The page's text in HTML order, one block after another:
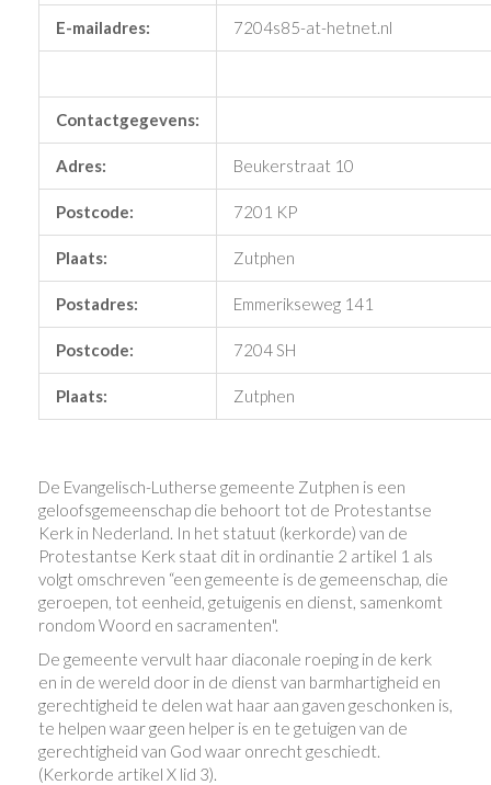
E-mailadres: 7204s85-at-hetnet.nl
Contactgegevens:
Adres: Beukerstraat 10
Postcode: 7201 KP
Plaats: Zutphen
Postadres: Emmerikseweg 141
Postcode: 7204 SH
Plaats: Zutphen
De Evangelisch-Lutherse gemeente Zutphen is een
geloofsgemeenschap die behoort tot de Protestantse
Kerk in Nederland. In het statuut (kerkorde) van de
Protestantse Kerk staat dit in ordinantie 2 artikel 1 als
volgt omschreven “een gemeente is de gemeenschap, die
geroepen, tot eenheid, getuigenis en dienst, samenkomt
rondom Woord en sacramenten".
De gemeente vervult haar diaconale roeping in de kerk
en in de wereld door in de dienst van barmhartigheid en
gerechtigheid te delen wat haar aan gaven geschonken is,
te helpen waar geen helper is en te getuigen van de
gerechtigheid van God waar onrecht geschiedt.
(Kerkorde artikel X lid 3).